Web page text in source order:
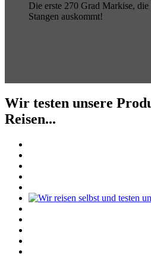
Die erste 270 Grad Markise,
Stangen auskommt!
Wir testen unsere
Reisen...